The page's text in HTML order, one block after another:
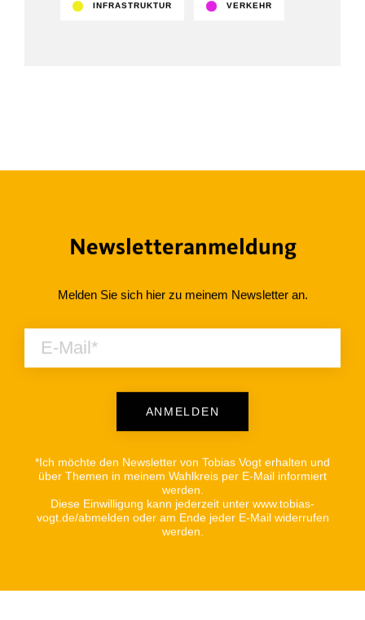
INFRASTRUKTUR VERKEHR
Newsletteranmeldung
Melden Sie sich hier zu meinem Newsletter an.
ANMELDEN
*Ich möchte den Newsletter von Tobias Vogt erhalten und
über Themen in meinem Wahlkreis per E-Mail informiert
werden.
Diese Einwilligung kann jederzeit unter www.tobias-
vogt.de/abmelden oder am Ende jeder E-Mail widerrufen
werden.